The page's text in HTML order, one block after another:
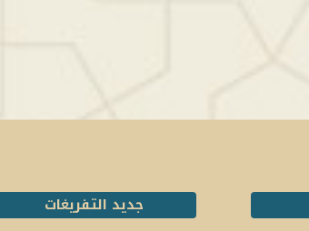
جديد التفريغات